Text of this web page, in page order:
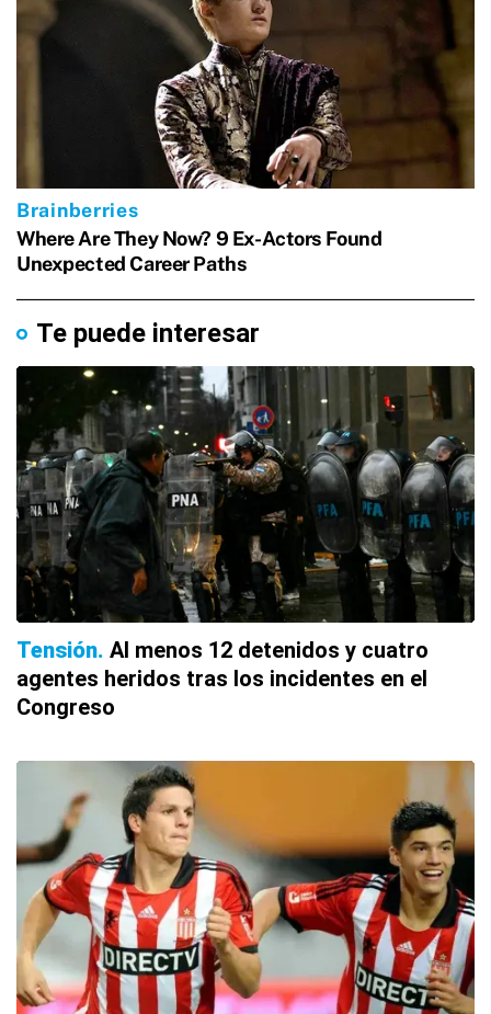
Te puede interesar
Tensión Al menos 12 detenidos y cuatro
agentes heridos tras los incidentes en el
Congreso